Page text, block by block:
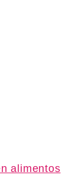
alimentos